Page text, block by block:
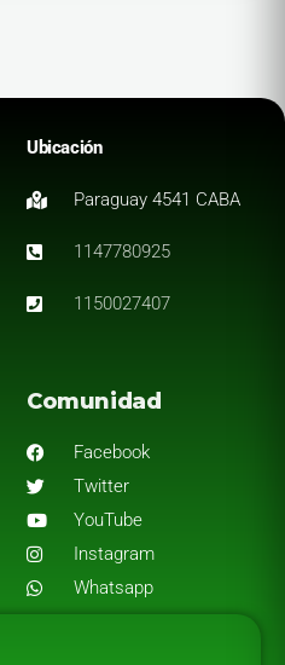
Ubicación
Paraguay 4541 CABA
1147780925
1150027407
Comunidad
Facebook
Twitter
YouTube
Instagram
Whatsapp